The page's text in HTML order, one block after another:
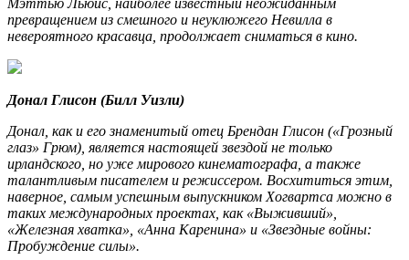
Мэттью Льюис, наиболее известный неожиданным
превращением из смешного и неуклюжего Невилла в
невероятного красавца, продолжает сниматься в кино.
Донал Глисон (Билл Уизли)
Донал, как и его знаменитый отец Брендан Глисон («Грозный
глаз» Грюм), является настоящей звездой не только
ирландского, но уже мирового кинематографа, а также
талантливым писателем и режиссером. Восхититься этим,
наверное, самым успешным выпускником Хогвартса можно в
таких международных проектах, как «Выживший»,
«Железная хватка», «Анна Каренина» и «Звездные войны:
Пробуждение силы».